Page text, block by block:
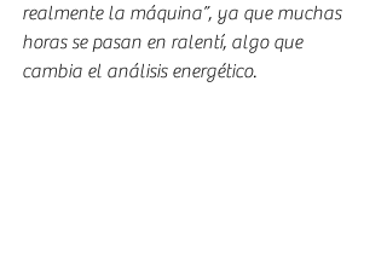
realmente la máquina”, ya que muchas
horas se pasan en ralentí, algo que
cambia el análisis energético.